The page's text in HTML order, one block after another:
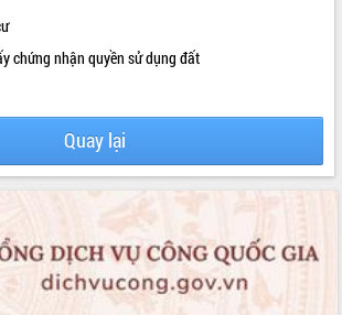
Lắk thường kỳ
Mẹ Việt
chương
nhiệm
nhân dân
nội dung
chứng nhận quyền sử dụng đất
Quay lại